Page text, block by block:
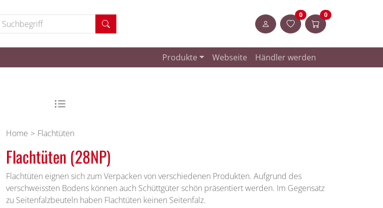
Suchbegriff Anmelden
0Artikel in der Merkliste
0Artikel im
Produkte Webseite Händler werden
Home Flachtüten
Flachtüten (28NP)
Flachtüten eignen sich zum Verpacken von verschiedenen Produkten. Aufgrund des
verschweissten Bodens können auch Schüttgüter schön präsentiert werden. Im Gegensatz
zu Seitenfalzbeuteln haben Flachtüten keinen Seitenfalz.